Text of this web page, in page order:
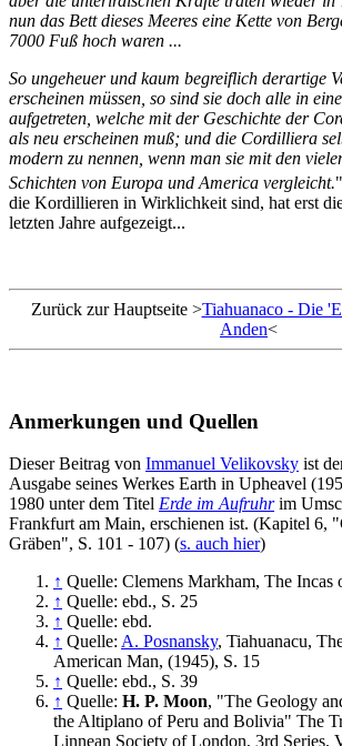
nun das Bett dieses Meeres eine Kette von
7000 Fuß hoch waren ...
So ungeheuer und kaum begreiflich derartige
erscheinen müssen, so sind sie doch alle in
aufgetreten, welche mit der Geschichte der
als neu erscheinen muß; und die Cordilliera
modern zu nennen, wenn man sie mit den
Schichten von Europa und America vergleicht."
die Kordillieren in Wirklichkeit sind, hat erst
letzten Jahre aufgezeigt...
Zurück zur Hauptseite >Tiahuanaco - Die
Anden<
Anmerkungen und Quellen
Dieser Beitrag von Immanuel Velikovsky ist
Ausgabe seines Werkes Earth in Upheavel
1980 unter dem Titel Erde im Aufruhr im
Frankfurt am Main, erschienen ist. (Kapitel 6,
Gräben", S. 101 - 107) (s. auch hier)
↑ Quelle: Clemens Markham, The Incas
↑ Quelle: ebd., S. 25
↑ Quelle: ebd.
↑ Quelle: A. Posnansky, Tiahuanacu,
American Man, (1945), S. 15
↑ Quelle: ebd., S. 39
↑ Quelle: H. P. Moon, "The Geology
the Altiplano of Peru and Bolivia" The
Linnean Society of London, 3rd Series,